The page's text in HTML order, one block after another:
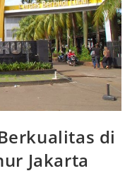
di
Jakarta